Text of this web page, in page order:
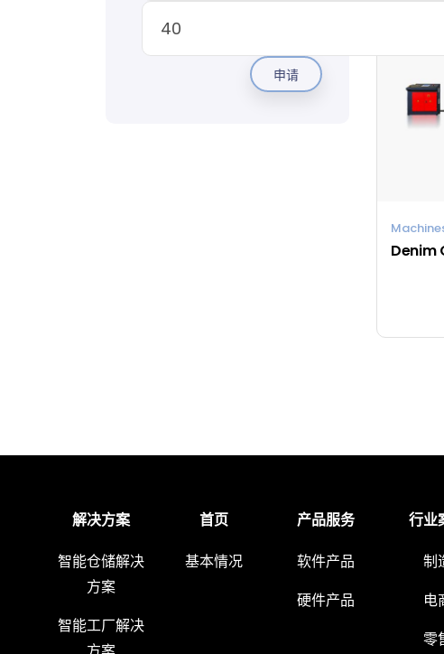
Denim
申请
解决方案
智能仓储解决
方案
智能工厂解决
首页
基本情况
产品服务
软件产品
硬件产品
行业
制
电
零